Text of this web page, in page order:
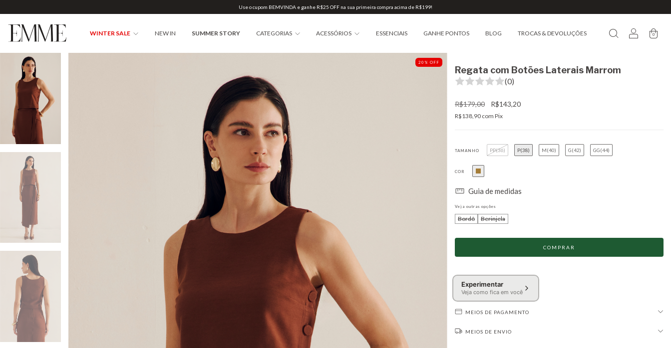
Use o cupom BEMVINDA e ganhe R$25 OFF na sua primeira compra acima de R$199!
WINTER SALE NEW IN SUMMER STORY CATEGORIAS ACESSÓRIOS ESSENCIAIS GANHE PONTOS BLOG TROCAS & DEVOLUÇÕES 0
20 % OFF
Regata com Botões Laterais Marrom
(0)
R$179,00 R$143,20
R$138,90 com Pix
TAMANHO PP(36) P(38) M(40) G(42) GG(44)
COR
Guia de medidas
Veja outras opções
Bordô Berinjela
Experimentar
Veja como fica em você
MEIOS DE PAGAMENTO
MEIOS DE ENVIO